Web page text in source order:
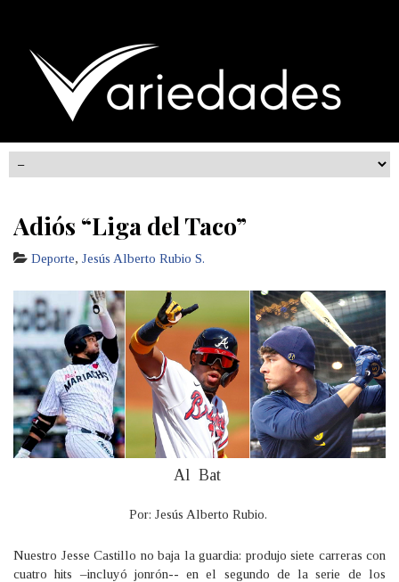
Adiós “Liga del Taco”
Deporte, Jesús Alberto Rubio S.
Al Bat
Por: Jesús Alberto Rubio.
Nuestro Jesse Castillo no baja la guardia: produjo siete carreras con
cuatro hits –incluyó jonrón-- en el segundo de la serie de los